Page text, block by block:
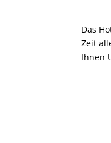
Das
Zeit
Ihnen